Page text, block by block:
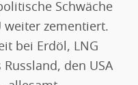
Schwäche
weiter zementiert.
bei Erdöl, LNG
den USA